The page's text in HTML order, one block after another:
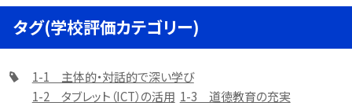
タグ(学校評価カテゴリー)
1-1 主体的・対話的で深い学び
1-2 タブレット（ICT）の活用 1-3 道徳教育の充実